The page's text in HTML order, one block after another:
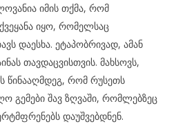
იმის თქმა, რომ
იყო, რომელსაც
დაესხა. ეტაპობრივად, ამან
თავდაცვისთვის. მახსოვს,
რომ რუსეთს
გემები შავ ზღვაში, რომლებზეც
დაუშვებდნენ.